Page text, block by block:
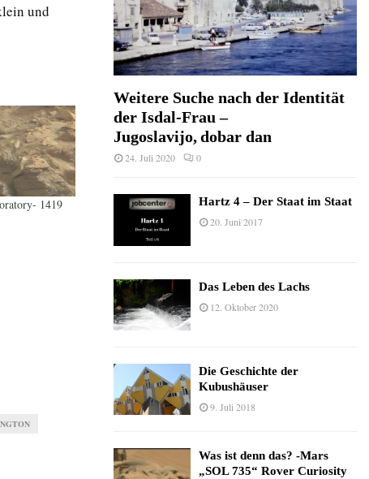
und
1419
Weitere Suche nach der Identität
der Isdal-Frau –
Jugoslavijo, dobar dan
24. Juli 2020 0
Hartz 4 – Der Staat im Staat
20. Juni 2017
Das Leben des Lachs
12. Oktober 2020
Die Geschichte der
Kubushäuser
9. Juli 2018
Was ist denn das? -Mars
„SOL 735“ Rover Curiosity